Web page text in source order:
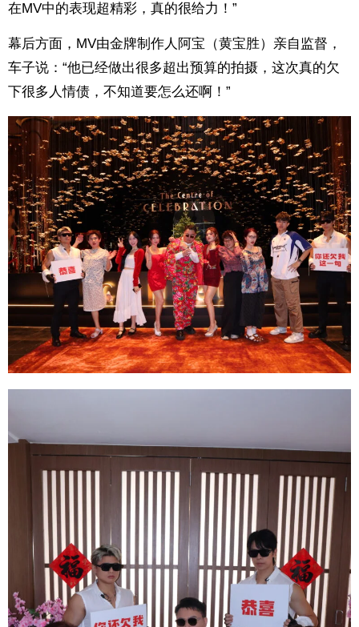
在MV中的表现超精彩，真的很给力！”
幕后方面，MV由金牌制作人阿宝（黄宝胜）亲自监督，
车子说：“他已经做出很多超出预算的拍摄，这次真的欠
下很多人情债，不知道要怎么还啊！”